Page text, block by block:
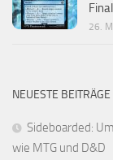
26.
NEUESTE BEITRÄGE
Sideboarded:
wie MTG und D&D